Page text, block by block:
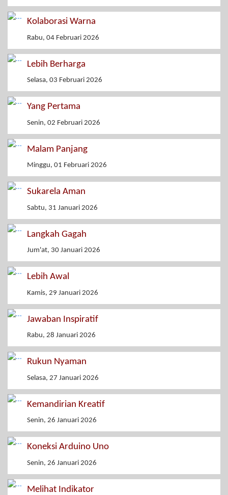
Kolaborasi Warna
Rabu, 04 Februari 2026
Lebih Berharga
Selasa, 03 Februari 2026
Yang Pertama
Senin, 02 Februari 2026
Malam Panjang
Minggu, 01 Februari 2026
Sukarela Aman
Sabtu, 31 Januari 2026
Langkah Gagah
Jum'at, 30 Januari 2026
Lebih Awal
Kamis, 29 Januari 2026
Jawaban Inspiratif
Rabu, 28 Januari 2026
Rukun Nyaman
Selasa, 27 Januari 2026
Kemandirian Kreatif
Senin, 26 Januari 2026
Koneksi Arduino Uno
Senin, 26 Januari 2026
Melihat Indikator